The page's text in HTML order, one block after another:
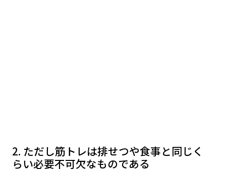
ただし筋トレは排せつや食事と同じく
らい必要不可欠なものである